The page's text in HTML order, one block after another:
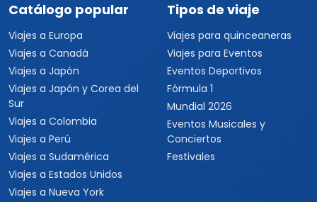
Catálogo popular
Viajes a Europa
Viajes a Canadá
Viajes a Japón
Viajes a Japón y Corea del
Sur
Viajes a Colombia
Viajes a Perú
Viajes a Sudamérica
Viajes a Estados Unidos
Viajes a Nueva York
Tipos de viaje
Viajes para quinceaneras
Viajes para Eventos
Eventos Deportivos
Fórmula 1
Mundial 2026
Eventos Musicales y
Conciertos
Festivales